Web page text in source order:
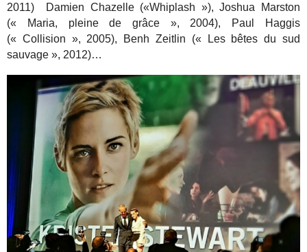
2011) Damien Chazelle («Whiplash »), Joshua Marston
(« Maria, pleine de grâce », 2004), Paul Haggis
(« Collision », 2005), Benh Zeitlin (« Les bêtes du sud
sauvage », 2012)…